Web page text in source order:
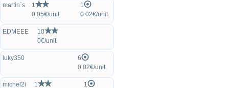
martin`s
1
0.05€/unit.
1
0.02€/unit.
EDMEEE
10
0€/unit.
luky350
6
0.02€/unit.
michel2i
1
1